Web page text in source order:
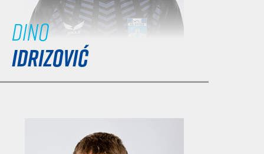
Dino
IDRIZOVIĆ